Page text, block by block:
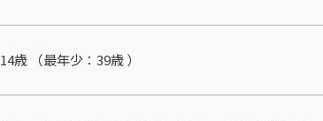
14歳 （最年少：39歳 ）